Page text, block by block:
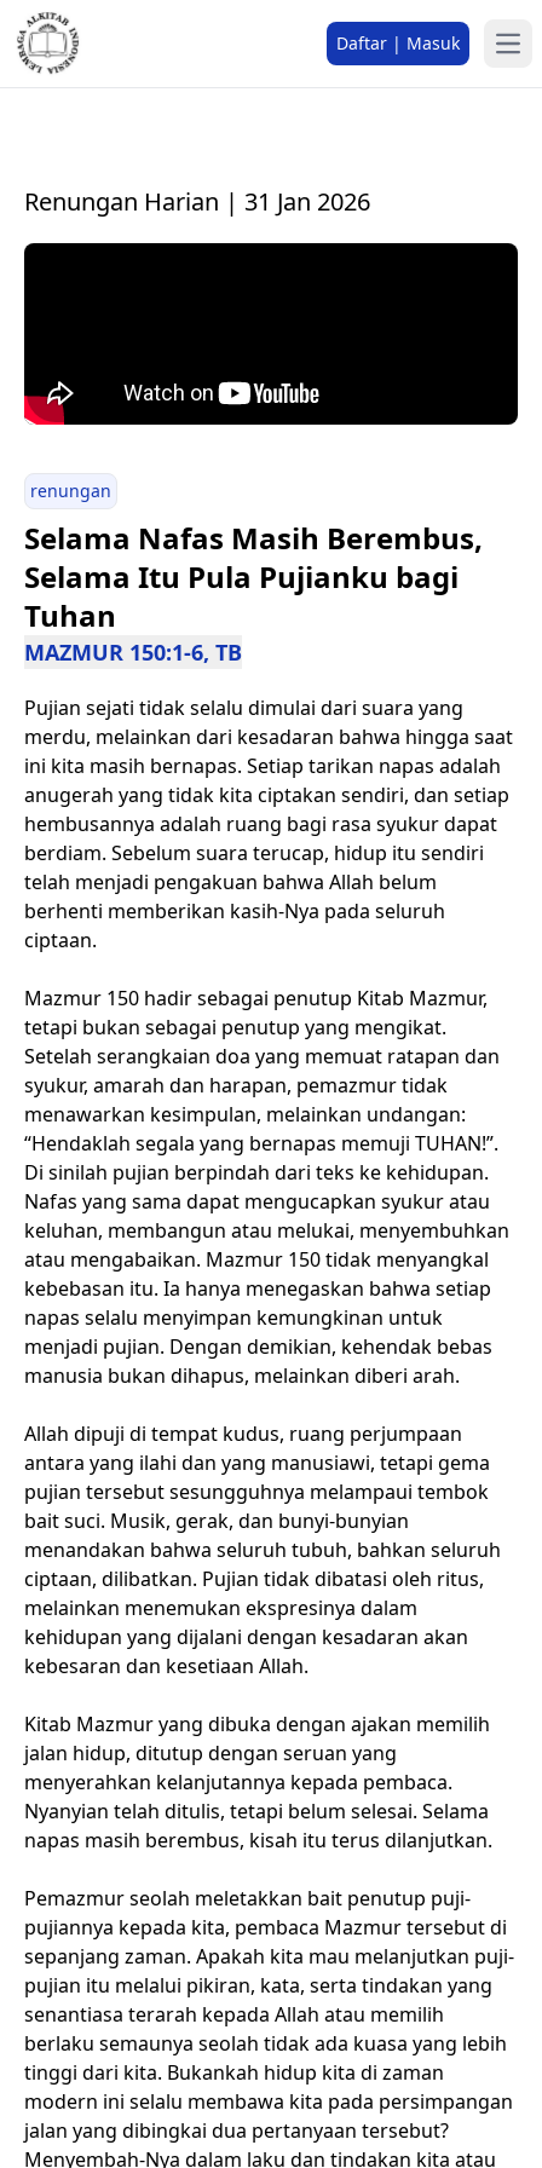
Daftar | Masuk
Renungan Harian | 31 Jan 2026
renungan
Selama Nafas Masih Berembus,
Selama Itu Pula Pujianku bagi
Tuhan
MAZMUR 150:1-6, TB
Pujian sejati tidak selalu dimulai dari suara yang
merdu, melainkan dari kesadaran bahwa hingga saat
ini kita masih bernapas. Setiap tarikan napas adalah
anugerah yang tidak kita ciptakan sendiri, dan setiap
hembusannya adalah ruang bagi rasa syukur dapat
berdiam. Sebelum suara terucap, hidup itu sendiri
telah menjadi pengakuan bahwa Allah belum
berhenti memberikan kasih-Nya pada seluruh
ciptaan.
Mazmur 150 hadir sebagai penutup Kitab Mazmur,
tetapi bukan sebagai penutup yang mengikat.
Setelah serangkaian doa yang memuat ratapan dan
syukur, amarah dan harapan, pemazmur tidak
menawarkan kesimpulan, melainkan undangan:
“Hendaklah segala yang bernapas memuji TUHAN!”.
Di sinilah pujian berpindah dari teks ke kehidupan.
Nafas yang sama dapat mengucapkan syukur atau
keluhan, membangun atau melukai, menyembuhkan
atau mengabaikan. Mazmur 150 tidak menyangkal
kebebasan itu. Ia hanya menegaskan bahwa setiap
napas selalu menyimpan kemungkinan untuk
menjadi pujian. Dengan demikian, kehendak bebas
manusia bukan dihapus, melainkan diberi arah.
Allah dipuji di tempat kudus, ruang perjumpaan
antara yang ilahi dan yang manusiawi, tetapi gema
pujian tersebut sesungguhnya melampaui tembok
bait suci. Musik, gerak, dan bunyi-bunyian
menandakan bahwa seluruh tubuh, bahkan seluruh
ciptaan, dilibatkan. Pujian tidak dibatasi oleh ritus,
melainkan menemukan ekspresinya dalam
kehidupan yang dijalani dengan kesadaran akan
kebesaran dan kesetiaan Allah.
Kitab Mazmur yang dibuka dengan ajakan memilih
jalan hidup, ditutup dengan seruan yang
menyerahkan kelanjutannya kepada pembaca.
Nyanyian telah ditulis, tetapi belum selesai. Selama
napas masih berembus, kisah itu terus dilanjutkan.
Pemazmur seolah meletakkan bait penutup puji-
pujiannya kepada kita, pembaca Mazmur tersebut di
sepanjang zaman. Apakah kita mau melanjutkan puji-
pujian itu melalui pikiran, kata, serta tindakan yang
senantiasa terarah kepada Allah atau memilih
berlaku semaunya seolah tidak ada kuasa yang lebih
tinggi dari kita. Bukankah hidup kita di zaman
modern ini selalu membawa kita pada persimpangan
jalan yang dibingkai dua pertanyaan tersebut?
Menyembah-Nya dalam laku dan tindakan kita atau